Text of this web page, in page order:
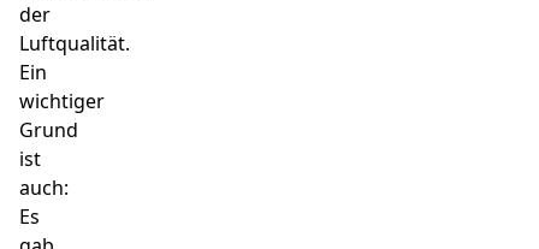
der
Luftqualität.
Ein
wichtiger
Grund
ist
auch:
Es